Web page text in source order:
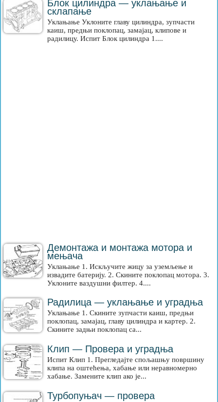
Блок цилиндра — уклањање и
склапање
Уклањање Уклоните главу цилиндра, зупчасти
каиш, предњи поклопац, замајац, клипове и
радилицу. Испит Блок цилиндра 1....
Демонтажа и монтажа мотора и
мењача
Уклањање 1. Искључите жицу за уземљење и
извадите батерију. 2. Скините поклопац мотора. 3.
Уклоните ваздушни филтер. 4....
Радилица — уклањање и уградња
Уклањање 1. Скините зупчасти каиш, предњи
поклопац, замајац, главу цилиндра и картер. 2.
Скините задњи поклопац са...
Клип — Провера и уградња
Испит Клип 1. Прегледајте спољашњу површину
клипа на оштећења, хабање или неравномерно
хабање. Замените клип ако је...
Турбопуњач — провера